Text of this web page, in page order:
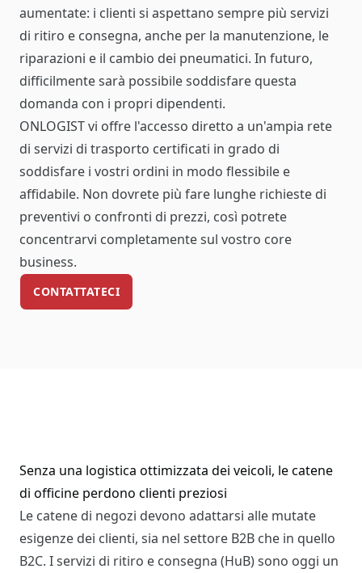
aumentate: i clienti si aspettano sempre più servizi
di ritiro e consegna, anche per la manutenzione, le
riparazioni e il cambio dei pneumatici. In futuro,
difficilmente sarà possibile soddisfare questa
domanda con i propri dipendenti.
ONLOGIST vi offre l'accesso diretto a un'ampia rete
di servizi di trasporto certificati in grado di
soddisfare i vostri ordini in modo flessibile e
affidabile. Non dovrete più fare lunghe richieste di
preventivi o confronti di prezzi, così potrete
concentrarvi completamente sul vostro core
business.
CONTATTATECI
Senza una logistica ottimizzata dei veicoli, le catene
di officine perdono clienti preziosi
Le catene di negozi devono adattarsi alle mutate
esigenze dei clienti, sia nel settore B2B che in quello
B2C. I servizi di ritiro e consegna (HuB) sono oggi un